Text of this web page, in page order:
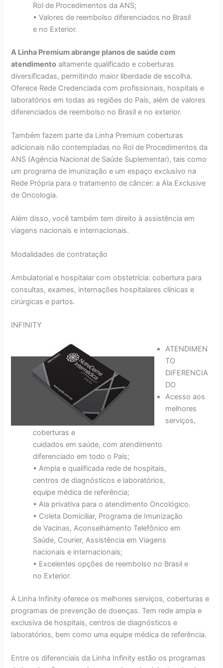
Rol de Procedimentos da ANS;
• Valores de reembolso diferenciados no Brasil
e no Exterior.
A Linha Premium abrange planos de saúde com
atendimento altamente qualificado e coberturas
diversificadas, permitindo maior liberdade de escolha.
Oferece Rede Credenciada com profissionais, hospitais e
laboratórios em todas as regiões do País, além de valores
diferenciados de reembolso no Brasil e no exterior.
Também fazem parte da Linha Premium coberturas
adicionais não contempladas no Rol de Procedimentos da
ANS (Agência Nacional de Saúde Suplementar), tais como
um programa de imunização e um espaço exclusivo na
Rede Própria para o tratamento de câncer: a Ala Exclusive
de Oncologia.
Além disso, você também tem direito à assistência em
viagens nacionais e internacionais.
Modalidades de contratação
Ambulatorial e hospitalar com obstetrícia: cobertura para
consultas, exames, internações hospitalares clínicas e
cirúrgicas e partos.
INFINITY
ATENDIMEN
TO
DIFERENCIA
DO
Acesso aos
melhores
serviços,
coberturas e
cuidados em saúde, com atendimento
diferenciado em todo o País;
• Ampla e qualificada rede de hospitais,
centros de diagnósticos e laboratórios,
equipe médica de referência;
• Ala privativa para o atendimento Oncológico.
• Coleta Domiciliar, Programa de Imunização
de Vacinas, Aconselhamento Telefônico em
Saúde, Courier, Assistência em Viagens
nacionais e internacionais;
• Excelentes opções de reembolso no Brasil e
no Exterior.
A Linha Infinity oferece os melhores serviços, coberturas e
programas de prevenção de doenças. Tem rede ampla e
exclusiva de hospitais, centros de diagnósticos e
laboratórios, bem como uma equipe médica de referência.
Entre os diferenciais da Linha Infinity estão os programas